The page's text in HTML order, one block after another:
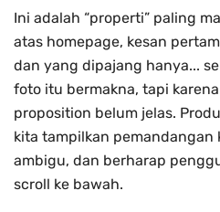
Ini adalah “properti” paling
atas homepage, kesan
dan yang dipajang hanya...
foto itu bermakna, tapi
proposition belum jelas.
kita tampilkan pemandangan
ambigu, dan berharap
scroll ke bawah.